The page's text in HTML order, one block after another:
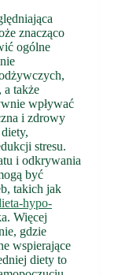
znacząco
ogólne
a także
wpływać
i zdrowy
stresu.
i odkrywania
być
takich jak
hypo-
Więcej
gdzie
wspierające
diety to